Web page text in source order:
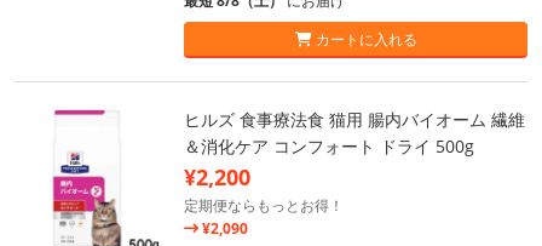
カートに入れる
ヒルズ 食事療法食 猫用 腸内バイオーム 繊維
＆消化ケア コンフォート ドライ 500g
¥2,200
定期便ならもっとお得！
¥2,090